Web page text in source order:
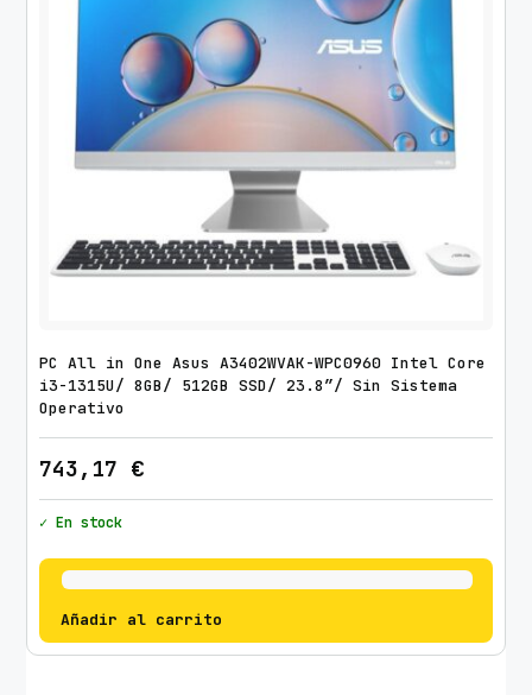
PC All in One Asus A3402WVAK-WPC0960 Intel Core
i3-1315U/ 8GB/ 512GB SSD/ 23.8″/ Sin Sistema
Operativo
743,17 €
✓ En stock
Añadir al carrito